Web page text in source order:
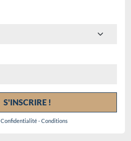
S'INSCRIRE !
Confidentialité-Conditions